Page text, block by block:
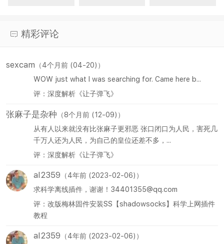
精彩评论
sexcam （4个月前 (04-20)）
WOW just what I was searching for. Came here b...
评：深度解析《让子弹飞》
张麻子是杂种 （8个月前 (12-09)）
从有人以来就没有比张麻子更邪恶 张口闭口为人民，害死几
千万人还为人民，为自己的皇位还差不多，...
评：深度解析《让子弹飞》
al2359 （4年前 (2023-02-06)）
求科学离线插件，谢谢！34401355@qq.com
评：改版梅林固件安装SS【shadowsocks】科学上网插件
教程
al2359 （4年前 (2023-02-06)）